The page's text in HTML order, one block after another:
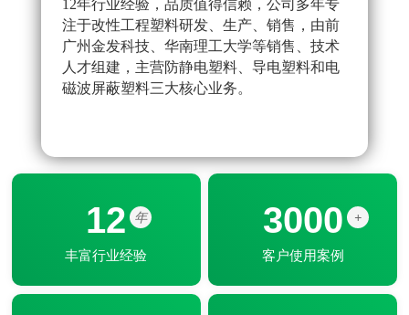
12年行业经验，品质值得信赖，公司多年专
注于改性工程塑料研发、生产、销售，由前
广州金发科技、华南理工大学等销售、技术
人才组建，主营防静电塑料、导电塑料和电
磁波屏蔽塑料三大核心业务。
12 年
丰富行业经验
3000 +
客户使用案例